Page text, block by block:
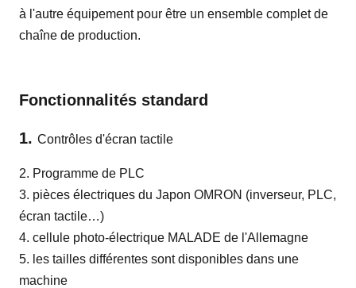
à l'autre équipement pour être un ensemble complet de
chaîne de production.
Fonctionnalités standard
1. Contrôles d'écran tactile
2. Programme de PLC
3. pièces électriques du Japon OMRON (inverseur, PLC,
écran tactile…)
4. cellule photo-électrique MALADE de l'Allemagne
5. les tailles différentes sont disponibles dans une
machine